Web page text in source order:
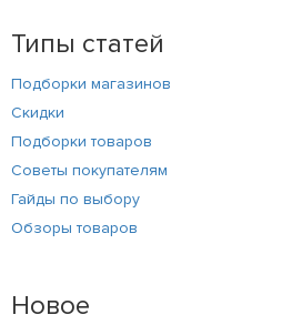
Типы статей
Подборки магазинов
Скидки
Подборки товаров
Советы покупателям
Гайды по выбору
Обзоры товаров
Новое